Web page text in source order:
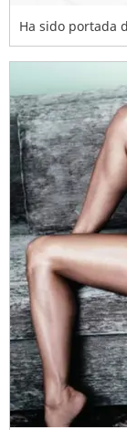
Ha sido portada